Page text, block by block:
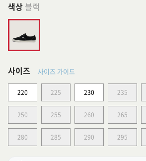
색상 블랙
사이즈 사이즈 가이드
220 225 230 235
250 255 260 265
280 285 290 295